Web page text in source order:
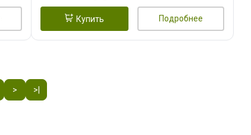
|E.I.P.0000163|
Купить Подробнее
> >|